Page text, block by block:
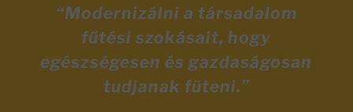
“Modernizálni a társadalom
fűtési szokásait, hogy
egészségesen és gazdaságosan
tudjanak fűteni.”